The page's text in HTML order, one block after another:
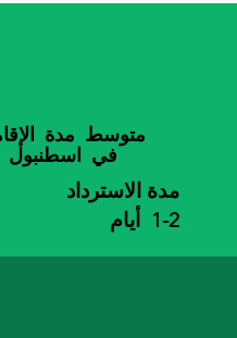
متوسط مدة
في اسطنبول
مدة الاسترداد
1-2
أيام